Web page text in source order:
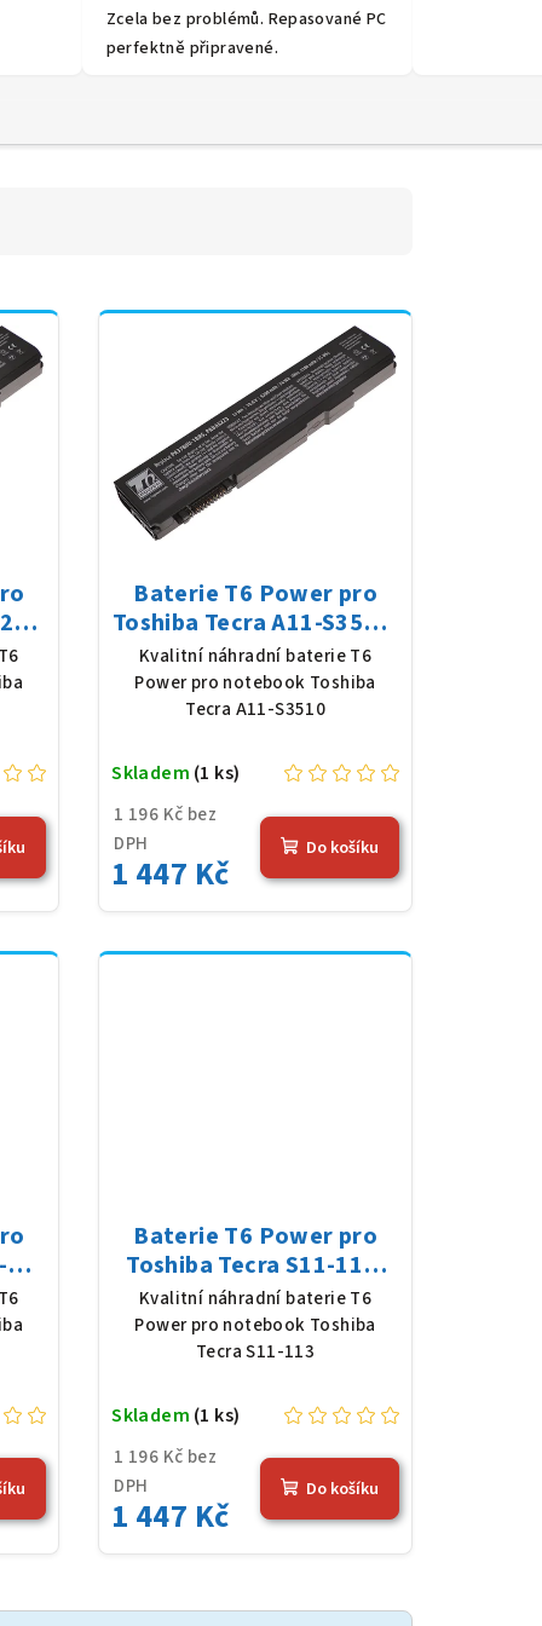
Zcela bez problémů. Repasované PC
perfektně připravené.
Baterie T6 Power pro
Toshiba Tecra A11-S3510,
Li-Ion, 10,8 V, 5200 mAh
(56 Wh), černá
Kvalitní náhradní baterie T6
Power pro notebook Toshiba
Tecra A11-S3510
1 196 Kč bez
DPH
1 447 Kč
Skladem (1 ks)
Do košíku
Baterie T6 Power pro
Toshiba Tecra S11-113,
Li-Ion, 10,8 V, 5200 mAh
(56 Wh), černá
Kvalitní náhradní baterie T6
Power pro notebook Toshiba
Tecra S11-113
1 196 Kč bez
DPH
1 447 Kč
Skladem (1 ks)
Do košíku